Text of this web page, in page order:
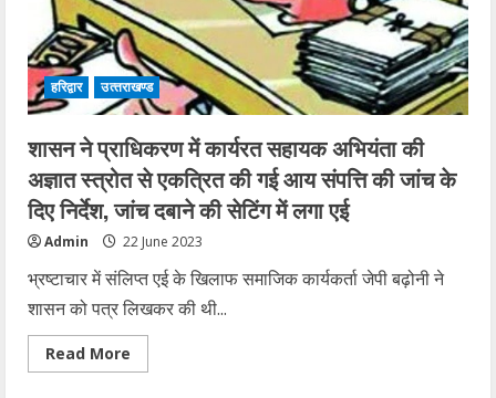
हरिद्वार उत्‍तराखण्‍ड
शासन ने प्राधिकरण में कार्यरत सहायक अभियंता की
अज्ञात स्त्रोत से एकत्रित की गई आय संपत्ति की जांच के
दिए निर्देश, जांच दबाने की सेटिंग में लगा एई
Admin 22 June 2023
भ्रष्टाचार में संलिप्त एई के खिलाफ समाजिक कार्यकर्ता जेपी बढ़ोनी ने
शासन को पत्र लिखकर की थी...
Read More
more